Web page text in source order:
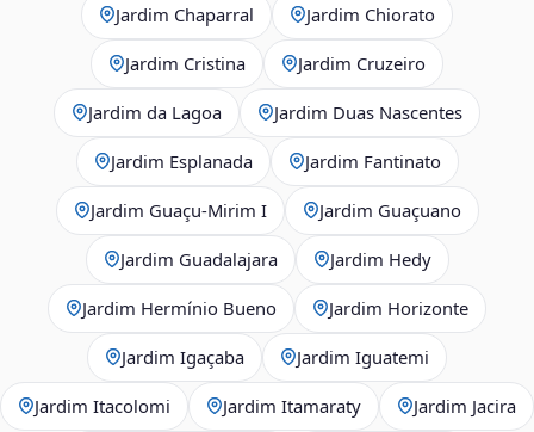
Jardim Chaparral Jardim Chiorato
Jardim Cristina Jardim Cruzeiro
Jardim da Lagoa Jardim Duas Nascentes
Jardim Esplanada Jardim Fantinato
Jardim Guaçu‑Mirim I Jardim Guaçuano
Jardim Guadalajara Jardim Hedy
Jardim Hermínio Bueno Jardim Horizonte
Jardim Igaçaba Jardim Iguatemi
Jardim Itacolomi Jardim Itamaraty Jardim Jacira